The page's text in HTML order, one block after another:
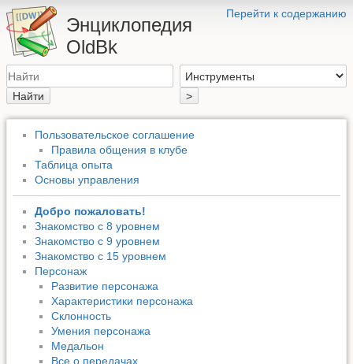
Перейти к содержанию
Энциклопедия
OldBk
Найти >
Пользовательское соглашение
Правила общения в клубе
Таблица опыта
Основы управления
Добро пожаловать!
Знакомство с 8 уровнем
Знакомство с 9 уровнем
Знакомство с 15 уровнем
Персонаж
Развитие персонажа
Характеристики персонажа
Склонность
Умения персонажа
Медальон
Все о передачах